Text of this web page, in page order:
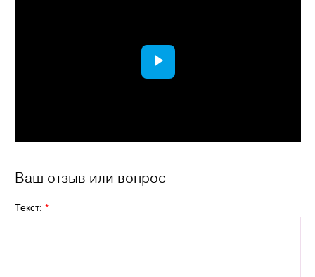
Ваш отзыв или вопрос
Текст: *